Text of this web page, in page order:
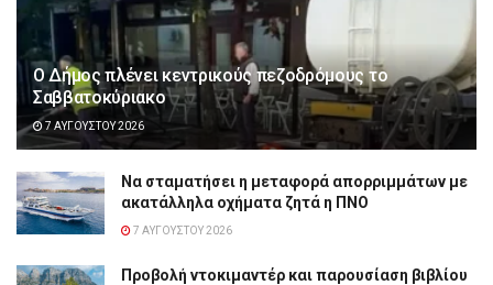
Ο Δήμος πλένει κεντρικούς πεζοδρόμους το
Σαββατοκύριακο
7 ΑΥΓΟΎΣΤΟΥ 2026
Να σταματήσει η μεταφορά απορριμμάτων με
ακατάλληλα οχήματα ζητά η ΠΝΟ
7 ΑΥΓΟΎΣΤΟΥ 2026
Προβολή ντοκιμαντέρ και παρουσίαση βιβλίου